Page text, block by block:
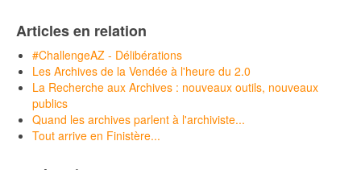
Articles en relation
#ChallengeAZ - Délibérations
Les Archives de la Vendée à l'heure du 2.0
La Recherche aux Archives : nouveaux outils, nouveaux
publics
Quand les archives parlent à l'archiviste...
Tout arrive en Finistère...